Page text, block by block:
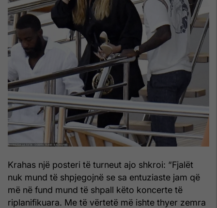
Krahas një posteri të turneut ajo shkroi: “Fjalët
nuk mund të shpjegojnë se sa entuziaste jam që
më në fund mund të shpall këto koncerte të
riplanifikuara. Me të vërtetë më ishte thyer zemra